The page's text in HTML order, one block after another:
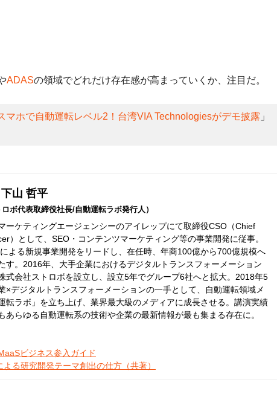
ADASの領域でどれだけ存在感が高まっていくか、注目だ。
マホで自動運転レベル2！台湾VIA Technologiesがデモ披露 」
山 哲平
ロボ代表取締役社長/自動運転ラボ発行人）
ーケティングエージェンシーのアイレップにて取締役CSO（Chief
）として、SEO・コンテンツマーケティング等の事業開発に従事。
よる新規事業開発をリードし、在任時、年商100億から700億規模へ
す。2016年、大手企業におけるデジタルトランスフォーメーション
式会社ストロボを設立し、設立5年でグループ6社へと拡大。2018年5
×デジタルトランスフォーメーションの一手として、自動運転領域メ
転ラボ」を立ち上げ、業界最大級のメディアに成長させる。講演実績
あらゆる自動運転系の技術や企業の最新情報が最も集まる存在に。
ビジネス参入ガイド
よる研究開発テーマ創出の仕方（共著）